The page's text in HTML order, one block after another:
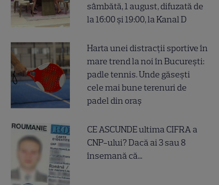
sâmbătă, 1 august, difuzată de
la 16:00 și 19:00, la Kanal D
Harta unei distracții sportive în
mare trend la noi în București:
padle tennis. Unde găsești
cele mai bune terenuri de
padel din oraș
CE ASCUNDE ultima CIFRA a
CNP-ului? Dacă ai 3 sau 8
însemană că...